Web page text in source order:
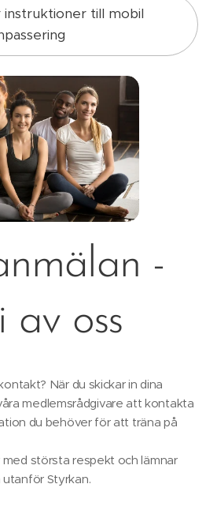
instruktioner till mobil
-
av oss
När du skickar in dina
medlemsrådgivare att kontakta
du behöver för att träna på
största respekt och lämnar
Styrkan.